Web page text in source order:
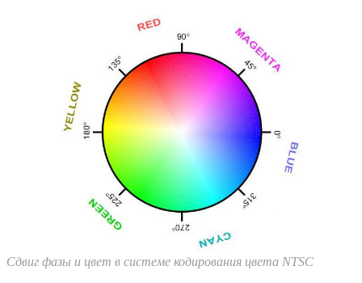
Сдвиг фазы и цвет в системе кодирования цвета NTSC